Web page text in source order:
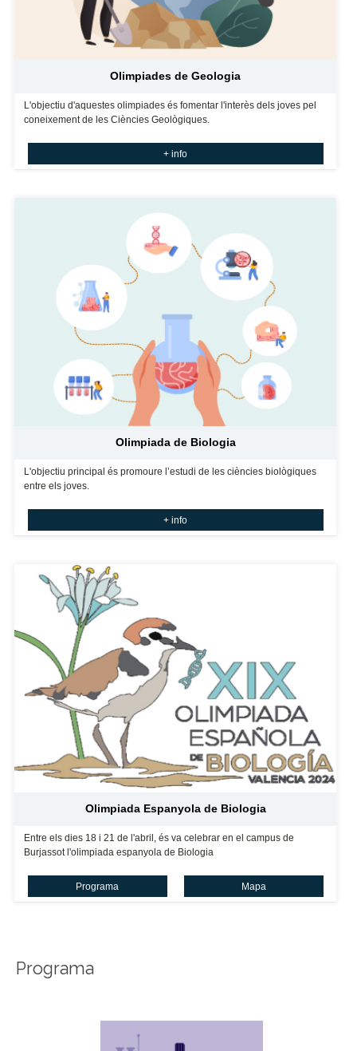
Olimpiades de Geologia
L'objectiu d'aquestes olimpiades és fomentar l'interès dels joves pel
coneixement de les Ciències Geològiques.
+ info
Olimpiada de Biologia
L'objectiu principal és promoure l’estudi de les ciències biològiques
entre els joves.
+ info
Olimpiada Espanyola de Biologia
Entre els dies 18 i 21 de l'abril, és va celebrar en el campus de
Burjassot l'olimpiada espanyola de Biologia
Programa Mapa
Programa